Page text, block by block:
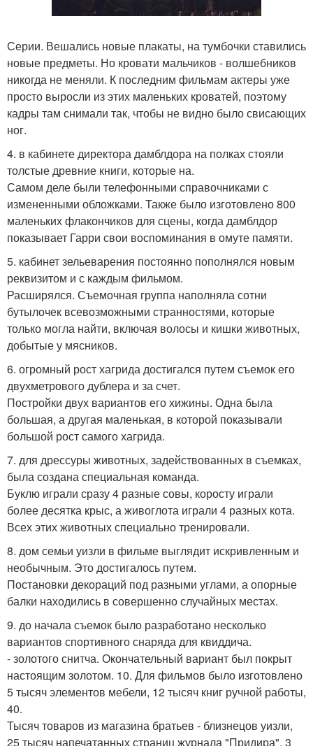
Серии. Вешались новые плакаты, на тумбочки ставились
новые предметы. Но кровати мальчиков - волшебников
никогда не меняли. К последним фильмам актеры уже
просто выросли из этих маленьких кроватей, поэтому
кадры там снимали так, чтобы не видно было свисающих
ног.
4. в кабинете директора дамблдора на полках стояли
толстые древние книги, которые на.
Самом деле были телефонными справочниками с
измененными обложками. Также было изготовлено 800
маленьких флакончиков для сцены, когда дамблдор
показывает Гарри свои воспоминания в омуте памяти.
5. кабинет зельеварения постоянно пополнялся новым
реквизитом и с каждым фильмом.
Расширялся. Съемочная группа наполняла сотни
бутылочек всевозможными странностями, которые
только могла найти, включая волосы и кишки животных,
добытые у мясников.
6. огромный рост хагрида достигался путем съемок его
двухметрового дублера и за счет.
Постройки двух вариантов его хижины. Одна была
большая, а другая маленькая, в которой показывали
большой рост самого хагрида.
7. для дрессуры животных, задействованных в съемках,
была создана специальная команда.
Буклю играли сразу 4 разные совы, коросту играли
более десятка крыс, а живоглота играли 4 разных кота.
Всех этих животных специально тренировали.
8. дом семьи уизли в фильме выглядит искривленным и
необычным. Это достигалось путем.
Постановки декораций под разными углами, а опорные
балки находились в совершенно случайных местах.
9. до начала съемок было разработано несколько
вариантов спортивного снаряда для квиддича.
- золотого снитча. Окончательный вариант был покрыт
настоящим золотом. 10. Для фильмов было изготовлено
5 тысяч элементов мебели, 12 тысяч книг ручной работы,
40.
Тысяч товаров из магазина братьев - близнецов уизли,
25 тысяч напечатанных страниц журнала "Придира", 3